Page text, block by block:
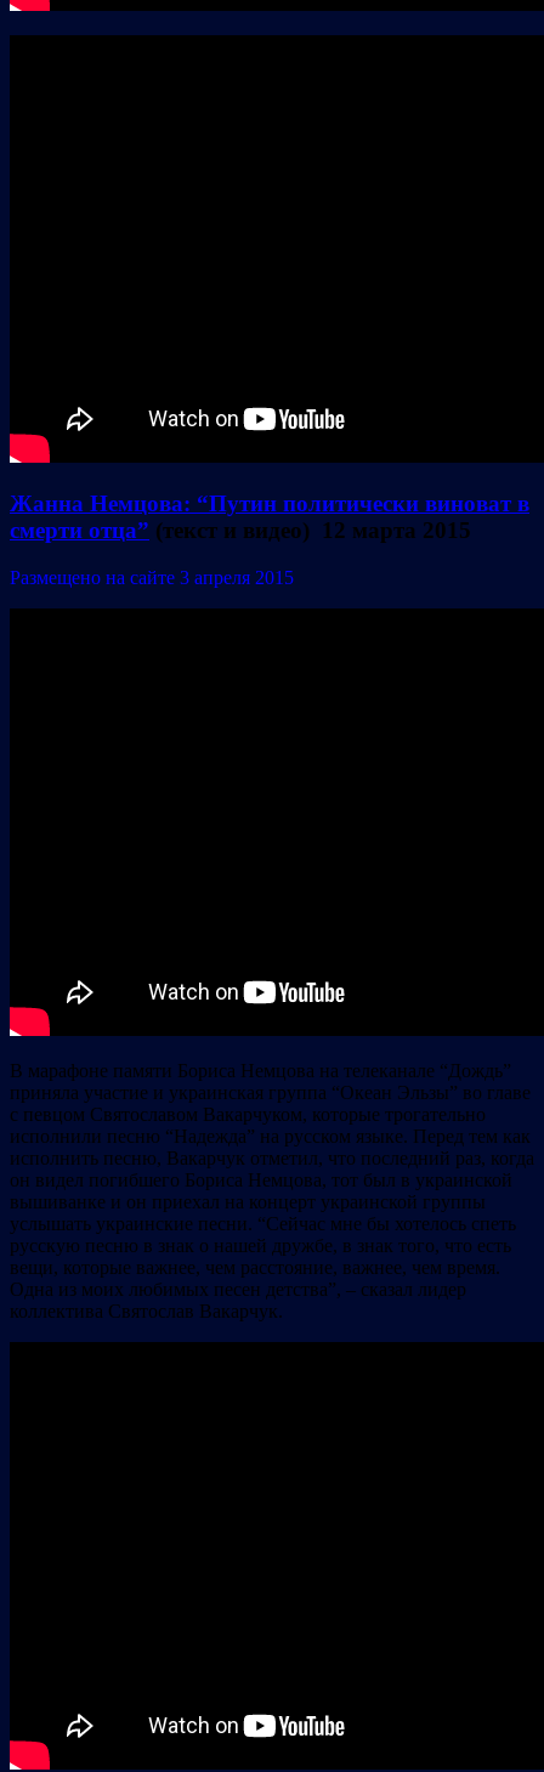
Жанна Немцова: “Путин политически виноват в
смерти отца” (текст и видео) 12 марта 2015
Размещено на сайте 3 апреля 2015
В марафоне памяти Бориса Немцова на телеканале “Дождь”
приняла участие и украинская группа “Океан Эльзы” во главе
с певцом Святославом Вакарчуком, которые трогательно
исполнили песню “Надежда” на русском языке. Перед тем как
исполнить песню, Вакарчук отметил, что последний раз, когда
он видел погибшего Бориса Немцова, тот был в украинской
вышиванке и он приехал на концерт украинской группы
услышать украинские песни. “Сейчас мне бы хотелось спеть
русскую песню в знак о нашей дружбе, в знак того, что есть
вещи, которые важнее, чем расстояние, важнее, чем время.
Одна из моих любимых песен детства”, – сказал лидер
коллектива Святослав Вакарчук.